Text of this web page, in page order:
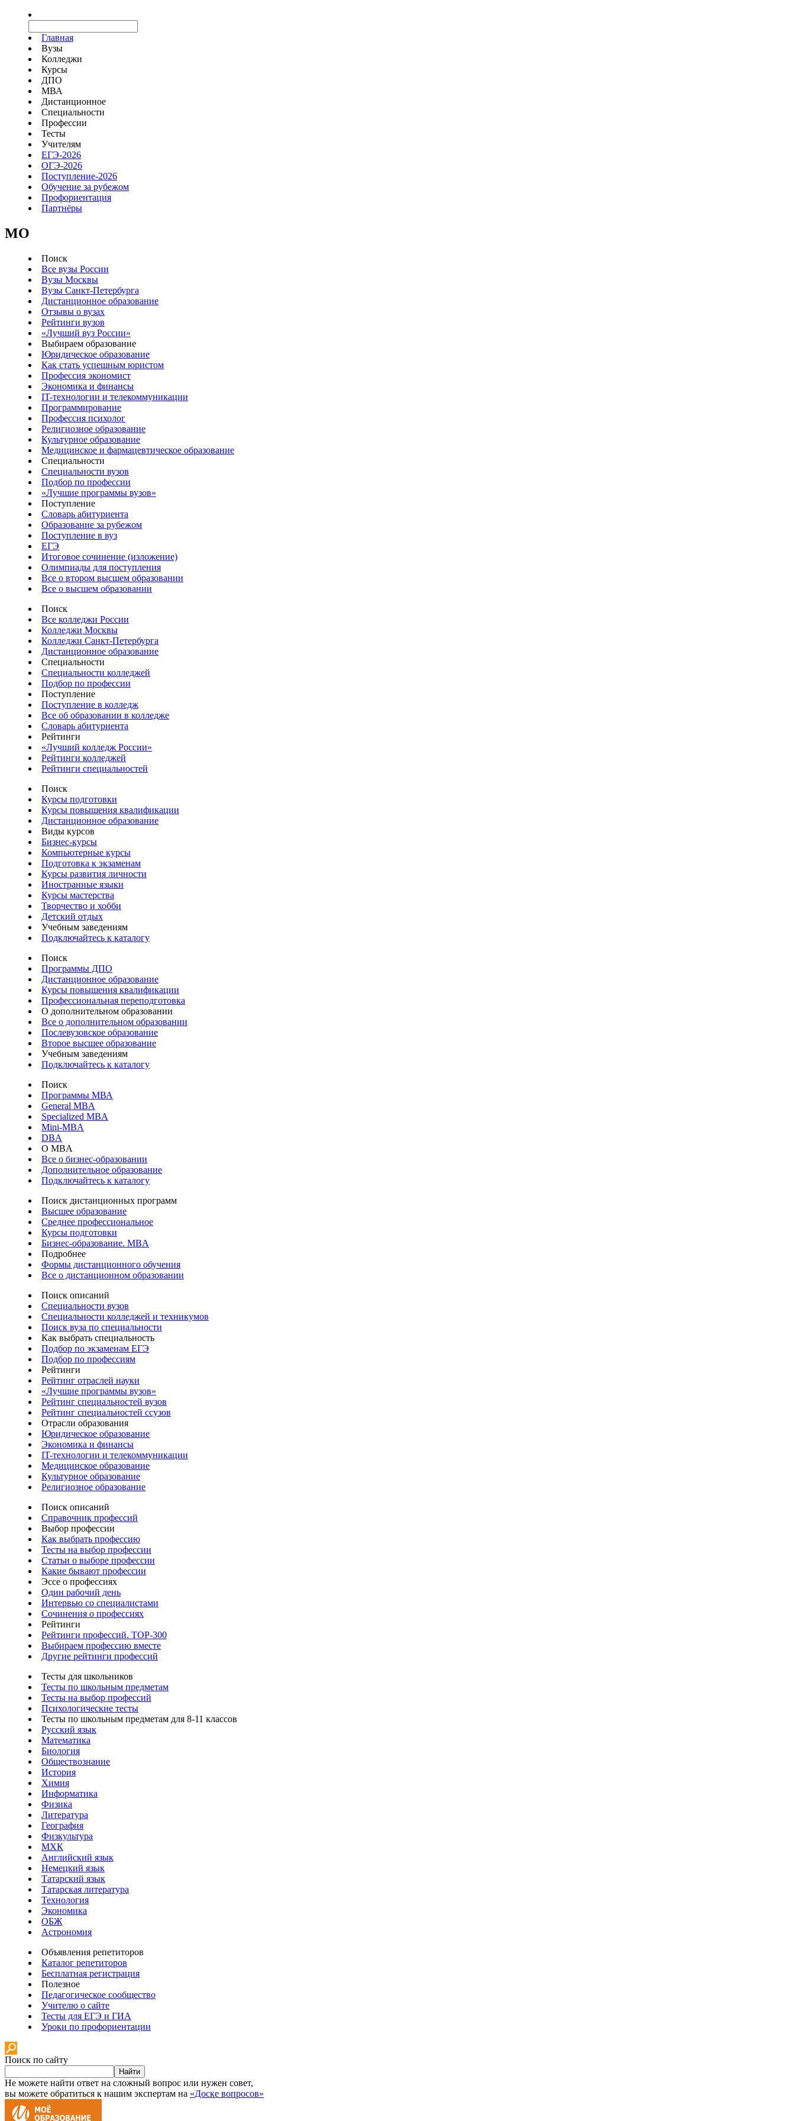
Главная
Вузы
Колледжи
Курсы
ДПО
МВА
Дистанционное
Специальности
Профессии
Тесты
Учителям
ЕГЭ-2026
ОГЭ-2026
Поступление-2026
Обучение за рубежом
Профориентация
Партнёры
MO
Поиск
Все вузы России
Вузы Москвы
Вузы Санкт-Петербурга
Дистанционное образование
Отзывы о вузах
Рейтинги вузов
«Лучший вуз России»
Выбираем образование
Юридическое образование
Как стать успешным юристом
Профессия экономист
Экономика и финансы
IT-технологии и телекоммуникации
Программирование
Профессия психолог
Религиозное образование
Культурное образование
Медицинское и фармацевтическое образование
Специальности
Специальности вузов
Подбор по профессии
«Лучшие программы вузов»
Поступление
Словарь абитуриента
Образование за рубежом
Поступление в вуз
ЕГЭ
Итоговое сочинение (изложение)
Олимпиады для поступления
Все о втором высшем образовании
Все о высшем образовании
Поиск
Все колледжи России
Колледжи Москвы
Колледжи Санкт-Петербурга
Дистанционное образование
Специальности
Специальности колледжей
Подбор по профессии
Поступление
Поступление в колледж
Все об образовании в колледже
Словарь абитуриента
Рейтинги
«Лучший колледж России»
Рейтинги колледжей
Рейтинги специальностей
Поиск
Курсы подготовки
Курсы повышения квалификации
Дистанционное образование
Виды курсов
Бизнес-курсы
Компьютерные курсы
Подготовка к экзаменам
Курсы развития личности
Иностранные языки
Курсы мастерства
Творчество и хобби
Детский отдых
Учебным заведениям
Подключайтесь к каталогу
Поиск
Программы ДПО
Дистанционное образование
Курсы повышения квалификации
Профессиональная переподготовка
О дополнительном образовании
Все о дополнительном образовании
Послевузовское образование
Второе высшее образование
Учебным заведениям
Подключайтесь к каталогу
Поиск
Программы МВА
General MBA
Specialized MBA
Mini-MBA
DBA
О MBA
Все о бизнес-образовании
Дополнительное образование
Подключайтесь к каталогу
Поиск дистанционных программ
Высшее образование
Среднее профессиональное
Курсы подготовки
Бизнес-образование. MBA
Подробнее
Формы дистанционного обучения
Все о дистанционном образовании
Поиск описаний
Специальности вузов
Специальности колледжей и техникумов
Поиск вуза по специальности
Как выбрать специальность
Подбор по экзаменам ЕГЭ
Подбор по профессиям
Рейтинги
Рейтинг отраслей науки
«Лучшие программы вузов»
Рейтинг специальностей вузов
Рейтинг специальностей ссузов
Отрасли образования
Юридическое образование
Экономика и финансы
IT-технологии и телекоммуникации
Медицинское образование
Культурное образование
Религиозное образование
Поиск описаний
Справочник профессий
Выбор профессии
Как выбрать профессию
Тесты на выбор профессии
Статьи о выборе профессии
Какие бывают профессии
Эссе о профессиях
Один рабочий день
Интервью со специалистами
Сочинения о профессиях
Рейтинги
Рейтинги профессий. TOP-300
Выбираем профессию вместе
Другие рейтинги профессий
Тесты для школьников
Тесты по школьным предметам
Тесты на выбор профессий
Психологические тесты
Тесты по школьным предметам для 8-11 классов
Русский язык
Математика
Биология
Обществознание
История
Химия
Информатика
Физика
Литература
География
Физкультура
МХК
Английский язык
Немецкий язык
Татарский язык
Татарская литература
Технология
Экономика
ОБЖ
Астрономия
Объявления репетиторов
Каталог репетиторов
Бесплатная регистрация
Полезное
Педагогическое сообщество
Учителю о сайте
Тесты для ЕГЭ и ГИА
Уроки по профориентации
Поиск по сайту
Найти
Не можете найти ответ на сложный вопрос или нужен совет,
вы можете обратиться к нашим экспертам на «Доске вопросов»